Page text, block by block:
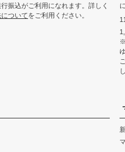
振込がご利用になれます。詳しく
ついてをご利用ください。